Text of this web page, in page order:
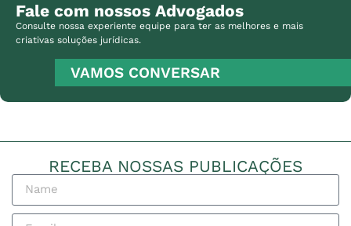
Fale com nossos Advogados
Consulte nossa experiente equipe para ter as melhores e mais
criativas soluções jurídicas.
VAMOS CONVERSAR
RECEBA NOSSAS PUBLICAÇÕES